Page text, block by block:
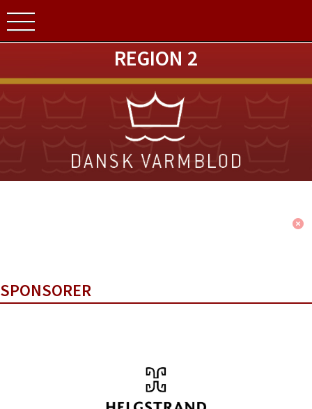
REGION 2
SPONSORER